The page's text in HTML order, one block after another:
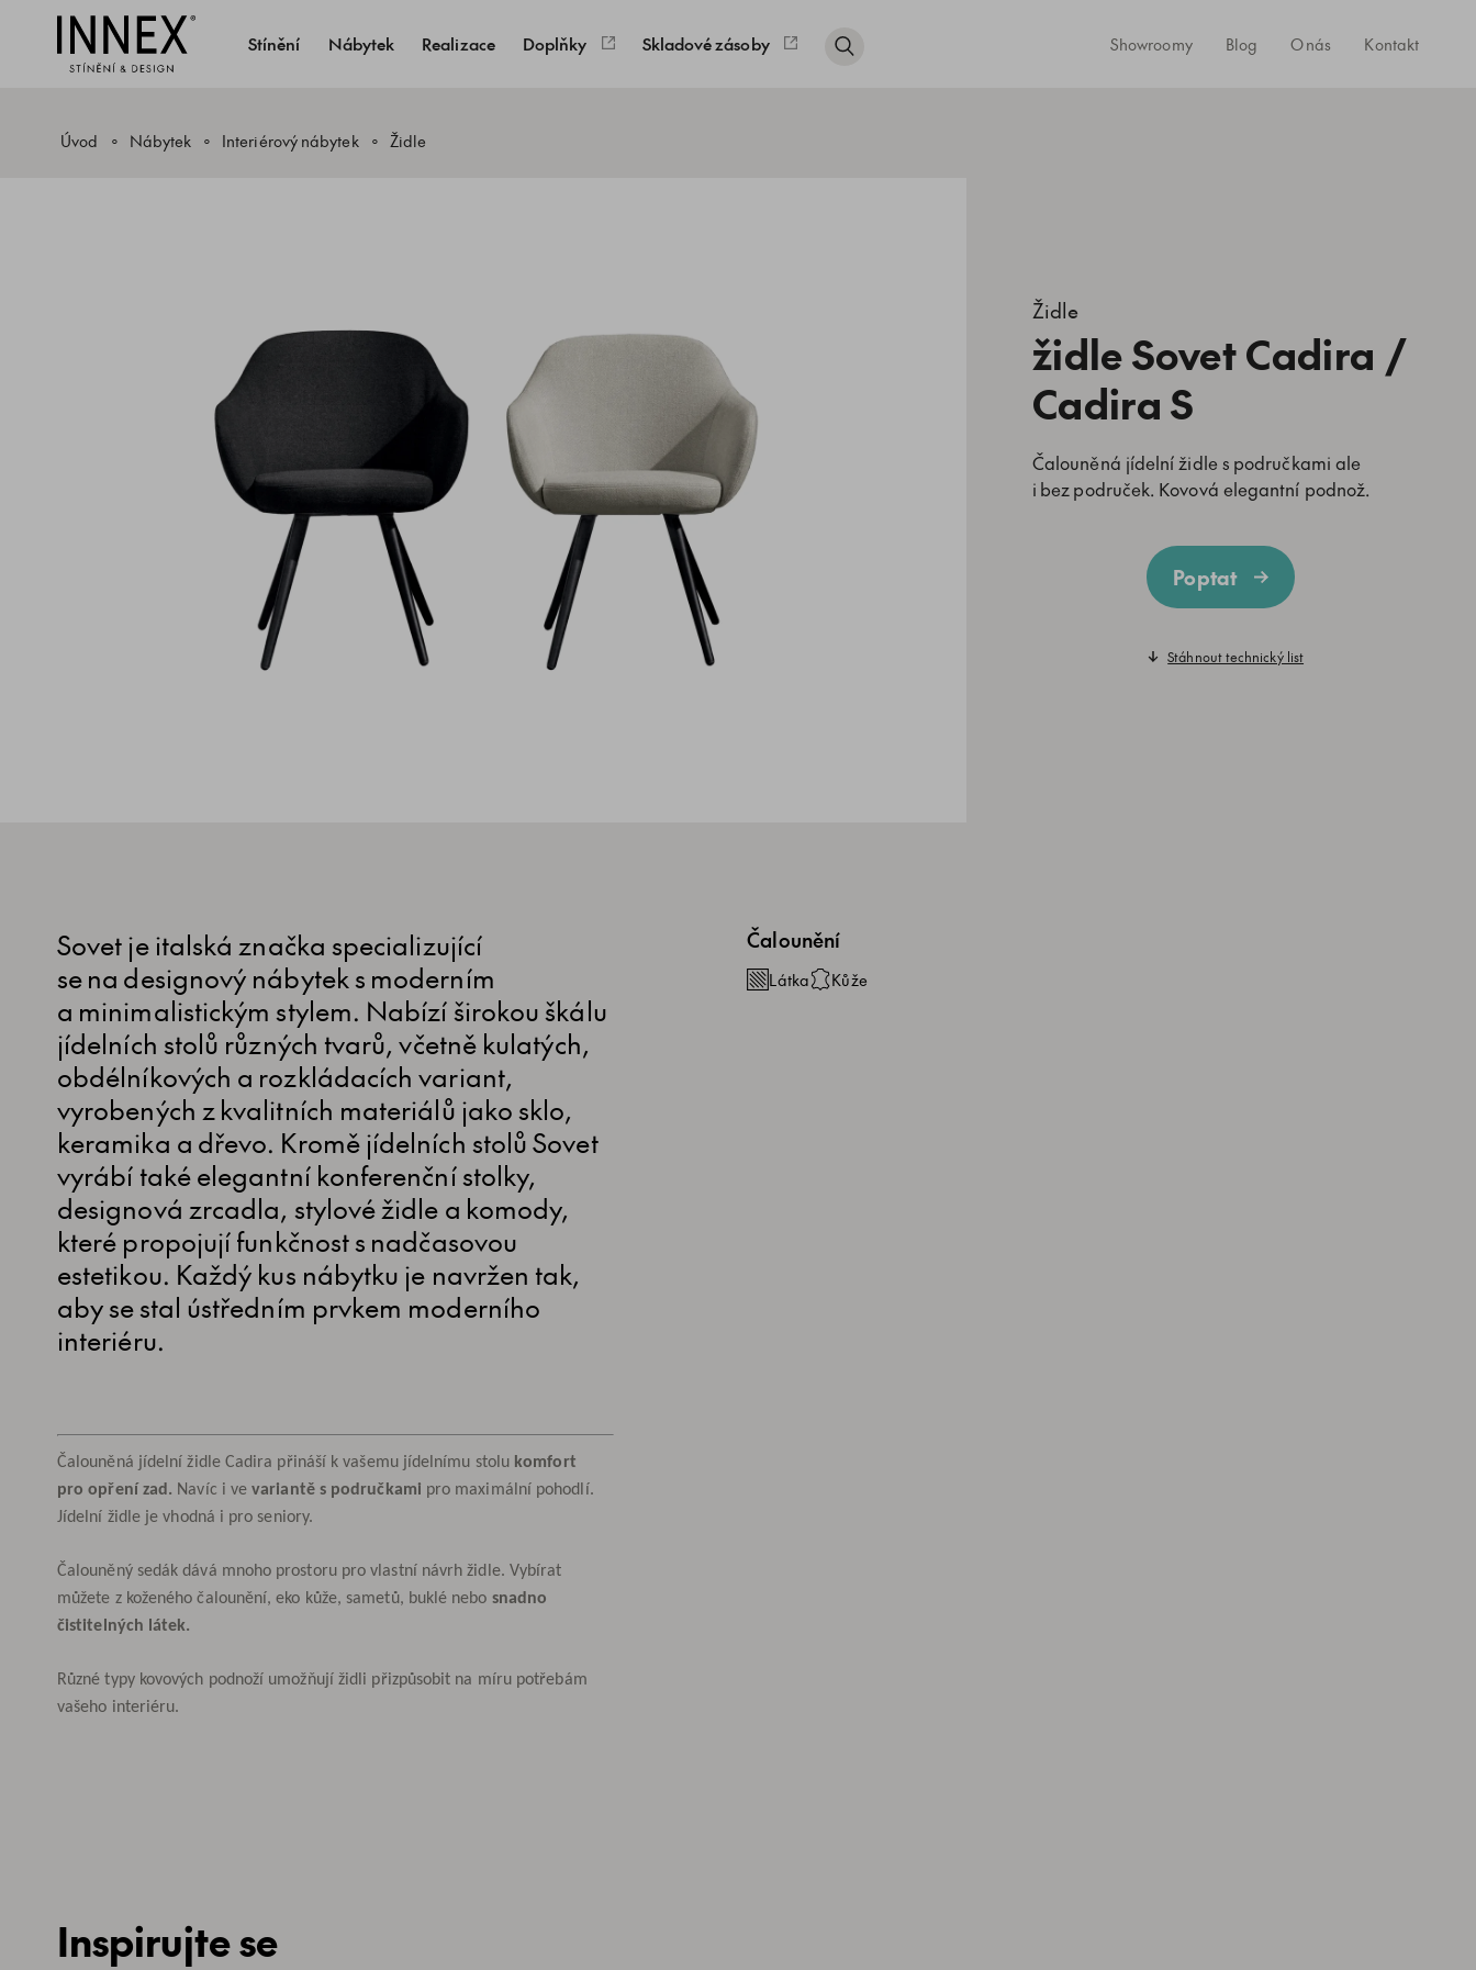
Stínění Nábytek Realizace Doplňky Skladové zásoby Showroomy Blog O nás Kontakt
Úvod Nábytek Interiérový nábytek Židle
Židle
židle Sovet Cadira /
Cadira S
Čalouněná jídelní židle s područkami ale
i bez područek. Kovová elegantní podnož.
Poptat
Stáhnout technický list
Sovet je italská značka specializující
se na designový nábytek s moderním
a minimalistickým stylem. Nabízí širokou škálu
jídelních stolů různých tvarů, včetně kulatých,
obdélníkových a rozkládacích variant,
vyrobených z kvalitních materiálů jako sklo,
keramika a dřevo. Kromě jídelních stolů Sovet
vyrábí také elegantní konferenční stolky,
designová zrcadla, stylové židle a komody,
které propojují funkčnost s nadčasovou
estetikou. Každý kus nábytku je navržen tak,
aby se stal ústředním prvkem moderního
interiéru.
Čalouněná jídelní židle Cadira přináší k vašemu jídelnímu stolu komfort
pro opření zad. Navíc i vevariantě s područkami pro maximální pohodlí.
Jídelní židle je vhodná i pro seniory.
Čalouněný sedák dává mnoho prostoru pro vlastní návrh židle. Vybírat
můžete z koženého čalounění, eko kůže, sametů, buklé nebo snadno
čistitelných látek.
Různé typy kovových podnoží umožňují židli přizpůsobit na míru potřebám
vašeho interiéru.
Čalounění
Látka Kůže
Inspirujte se